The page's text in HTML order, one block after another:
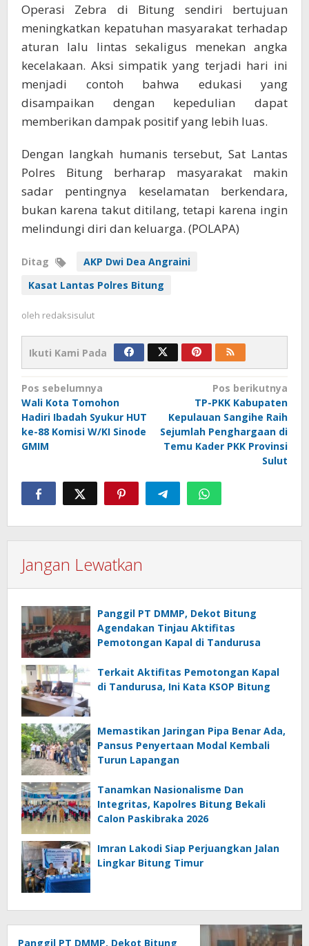
Operasi Zebra di Bitung sendiri bertujuan
meningkatkan kepatuhan masyarakat terhadap
aturan lalu lintas sekaligus menekan angka
kecelakaan. Aksi simpatik yang terjadi hari ini
menjadi contoh bahwa edukasi yang
disampaikan dengan kepedulian dapat
memberikan dampak positif yang lebih luas.
Dengan langkah humanis tersebut, Sat Lantas
Polres Bitung berharap masyarakat makin
sadar pentingnya keselamatan berkendara,
bukan karena takut ditilang, tetapi karena ingin
melindungi diri dan keluarga. (POLAPA)
Ditag
AKP Dwi Dea Angraini
Kasat Lantas Polres Bitung
oleh redaksisulut
Ikuti Kami Pada
Navigasi
pos
Pos sebelumnya
Wali Kota Tomohon
Hadiri Ibadah Syukur HUT
ke-88 Komisi W/KI Sinode
GMIM
Pos berikutnya
TP-PKK Kabupaten
Kepulauan Sangihe Raih
Sejumlah Penghargaan di
Temu Kader PKK Provinsi
Sulut
Jangan Lewatkan
Panggil PT DMMP, Dekot Bitung
Agendakan Tinjau Aktifitas
Pemotongan Kapal di Tandurusa
Terkait Aktifitas Pemotongan Kapal
di Tandurusa, Ini Kata KSOP Bitung
Memastikan Jaringan Pipa Benar Ada,
Pansus Penyertaan Modal Kembali
Turun Lapangan
Tanamkan Nasionalisme Dan
Integritas, Kapolres Bitung Bekali
Calon Paskibraka 2026
Imran Lakodi Siap Perjuangkan Jalan
Lingkar Bitung Timur
Panggil PT DMMP, Dekot Bitung